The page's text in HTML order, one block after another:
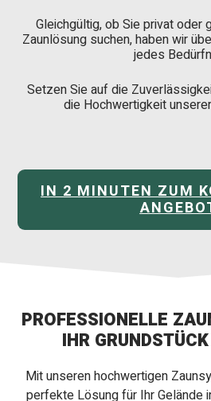
Gleichgültig, ob Sie privat oder
Zaunlösung suchen, haben wir
jedes
Setzen Sie auf die
die Hochwertigkeit
IN 2 MINUTEN ZUM
PROFESSIONELLE
IHR
Mit unseren hochwertigen
perfekte Lösung für Ihr Gelände